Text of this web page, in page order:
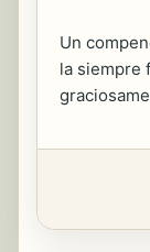
Un
la siempre